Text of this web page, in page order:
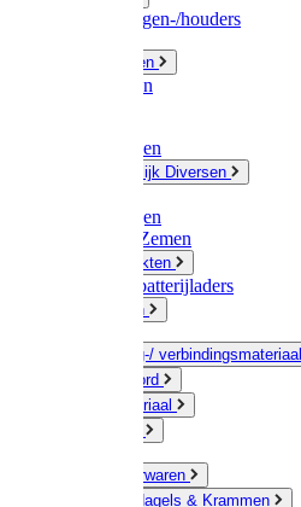
Slangenwagen-/houders
Olie / Vetten
Chemicalien
Plasticzakken
Huishoudelijk Diversen
Zaksluitingen
Sponzen / Zemen
Zeepprodukten
Batterij & batterijladers
Zaklampen
Verpakking-/ verbindingsmateriaal
Touw / Koord
Afdekmateriaal
Kleine ijzerwaren
Spijkers, Nagels & Krammen